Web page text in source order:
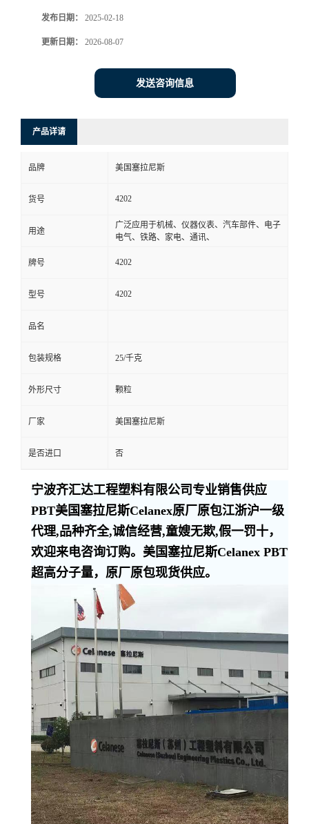
发布日期： 2025-02-18
更新日期： 2026-08-07
发送咨询信息
产品详请
品牌 美国塞拉尼斯
货号 4202
用途
广泛应用于机械、仪器仪表、汽车部件、电子
电气、铁路、家电、通讯、
牌号 4202
型号 4202
品名
包装规格 25/千克
外形尺寸 颗粒
厂家 美国塞拉尼斯
是否进口 否
宁波齐汇达工程塑料有限公司专业销售供应
PBT美国塞拉尼斯Celanex原厂原包江浙沪一级
代理,品种齐全,诚信经营,童嫂无欺,假一罚十，
欢迎来电咨询订购。美国塞拉尼斯Celanex PBT
超高分子量，原厂原包现货供应。